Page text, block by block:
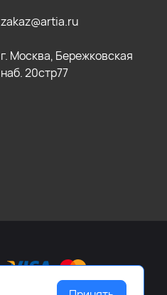
zakaz@artia.ru
г. Москва, Бережковская
наб. 20стр77